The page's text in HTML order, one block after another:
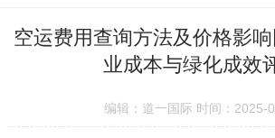
空运费用查询方法及价格影
业成本与绿化成效
编辑：道一国际 时间：2025-